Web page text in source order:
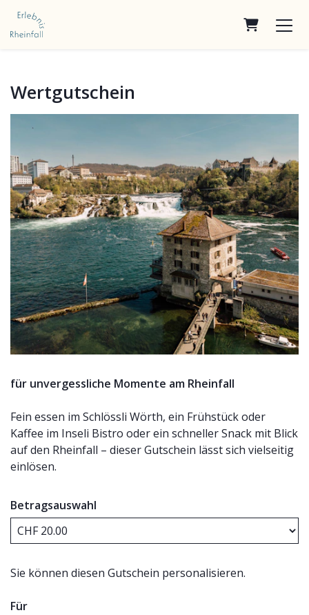
Wertgutschein
für unvergessliche Momente am Rheinfall
Fein essen im Schlössli Wörth, ein Frühstück oder
Kaffee im Inseli Bistro oder ein schneller Snack mit Blick
auf den Rheinfall – dieser Gutschein lässt sich vielseitig
einlösen.
Betragsauswahl
Sie können diesen Gutschein personalisieren.
Für